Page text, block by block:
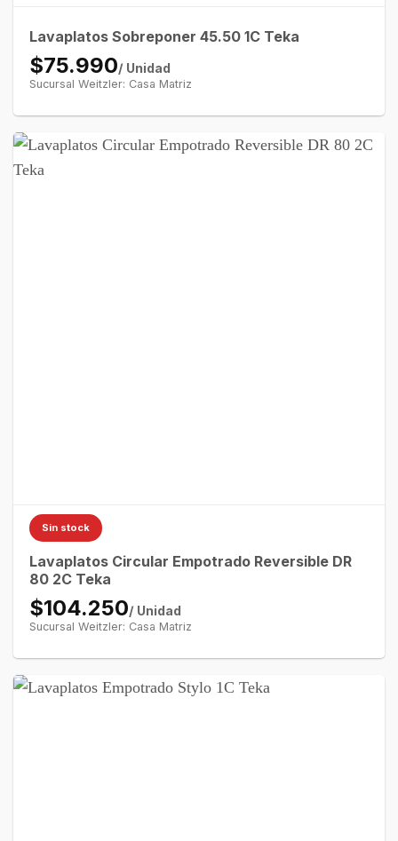
Lavaplatos Sobreponer 45.50 1C Teka
$75.990/ Unidad
Sucursal Weitzler: Casa Matriz
Sin stock
Lavaplatos Circular Empotrado Reversible DR
80 2C Teka
$104.250/ Unidad
Sucursal Weitzler: Casa Matriz